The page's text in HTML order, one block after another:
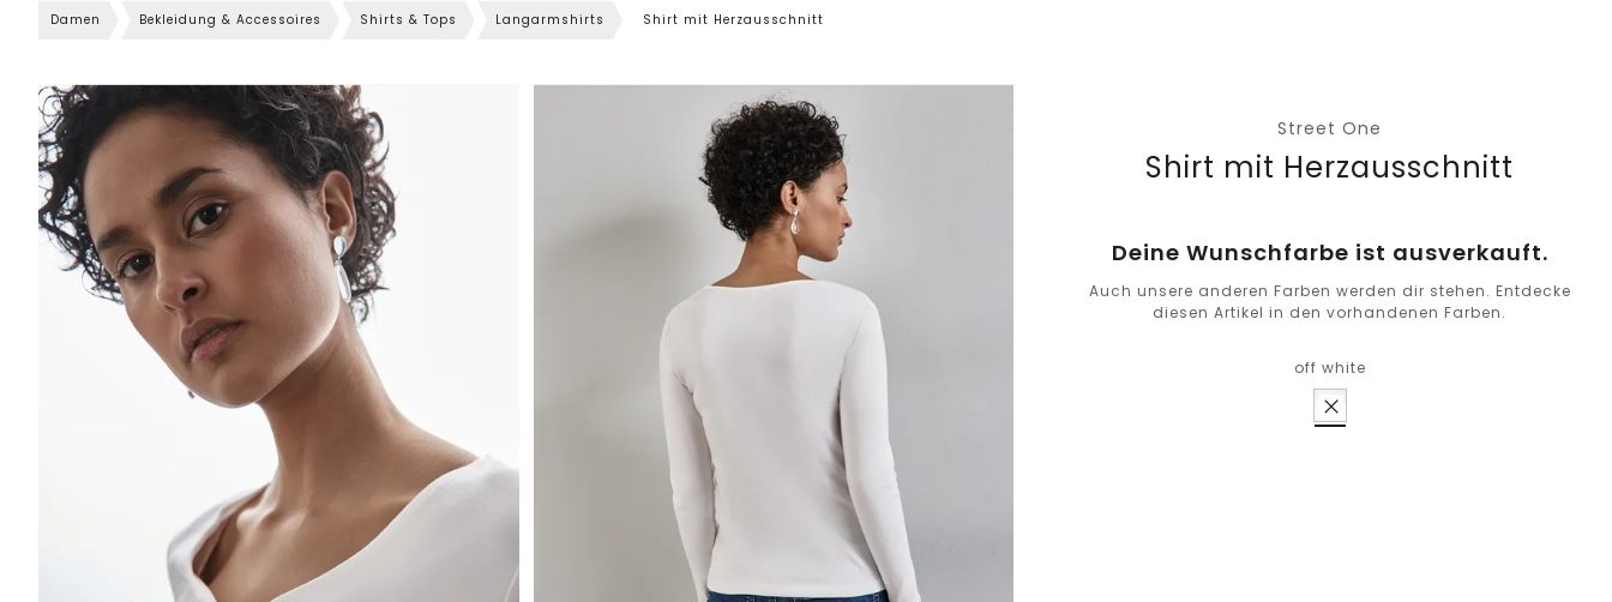
Damen Bekleidung & Accessoires Shirts & Tops Langarmshirts Shirt mit Herzausschnitt
Street One
Shirt mit Herzausschnitt
Deine Wunschfarbe ist ausverkauft.
Auch unsere anderen Farben werden dir stehen. Entdecke
diesen Artikel in den vorhandenen Farben.
off white